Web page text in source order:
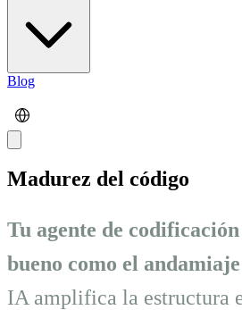
Blog
Madurez del código
Tu agente de
bueno como el
IA amplifica la estructura